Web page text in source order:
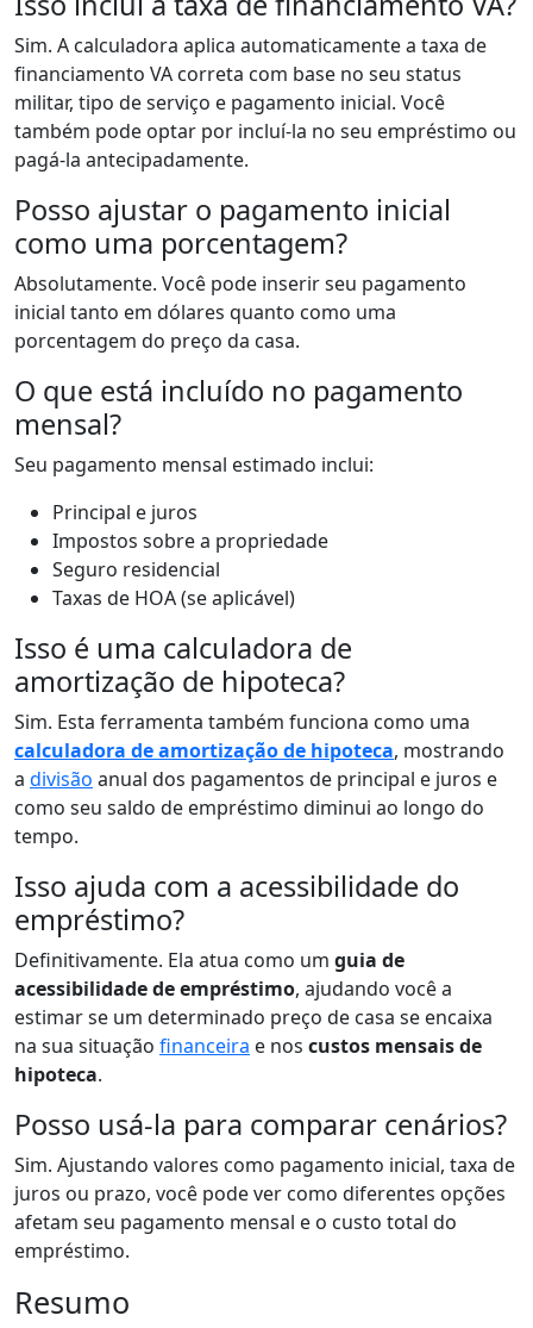
Sim. A calculadora aplica automaticamente a taxa de
financiamento VA correta com base no seu status
militar, tipo de serviço e pagamento inicial. Você
também pode optar por incluí-la no seu empréstimo ou
pagá-la antecipadamente.
Posso ajustar o pagamento inicial
como uma porcentagem?
Absolutamente. Você pode inserir seu pagamento
inicial tanto em dólares quanto como uma
porcentagem do preço da casa.
O que está incluído no pagamento
mensal?
Seu pagamento mensal estimado inclui:
Principal e juros
Impostos sobre a propriedade
Seguro residencial
Taxas de HOA (se aplicável)
Isso é uma calculadora de
amortização de hipoteca?
Sim. Esta ferramenta também funciona como uma
calculadora de amortização de hipoteca, mostrando
a divisão anual dos pagamentos de principal e juros e
como seu saldo de empréstimo diminui ao longo do
tempo.
Isso ajuda com a acessibilidade do
empréstimo?
Definitivamente. Ela atua como um guia de
acessibilidade de empréstimo, ajudando você a
estimar se um determinado preço de casa se encaixa
na sua situação financeira e nos custos mensais de
hipoteca.
Posso usá-la para comparar cenários?
Sim. Ajustando valores como pagamento inicial, taxa de
juros ou prazo, você pode ver como diferentes opções
afetam seu pagamento mensal e o custo total do
empréstimo.
Resumo